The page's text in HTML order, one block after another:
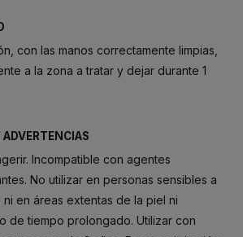
con las manos correctamente limpias,
a la zona a tratar y dejar durante 1
ADVERTENCIAS
Incompatible con agentes
No utilizar en personas sensibles a
en áreas extentas de la piel ni
de tiempo prolongado. Utilizar con